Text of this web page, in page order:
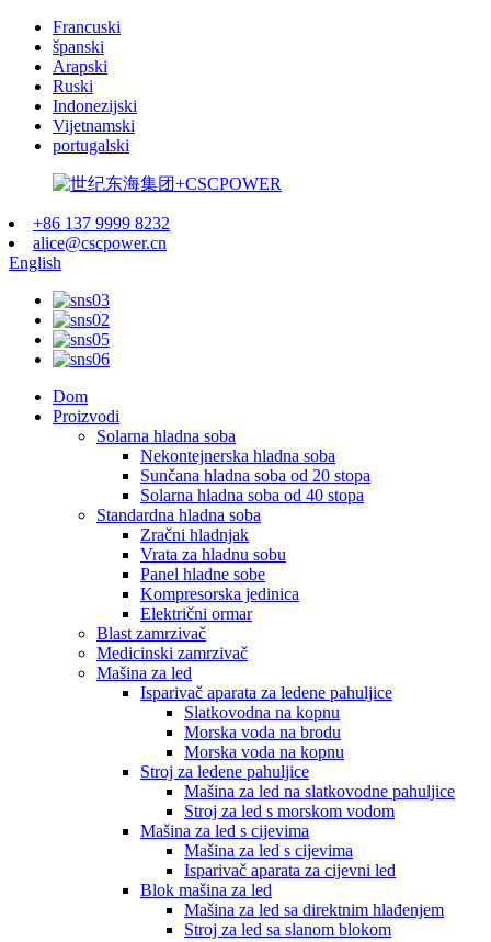
Francuski
španski
Arapski
Ruski
Indonezijski
Vijetnamski
portugalski
+86 137 9999 8232
alice@cscpower.cn
English
Dom
Proizvodi
Solarna hladna soba
Nekontejnerska hladna soba
Sunčana hladna soba od 20 stopa
Solarna hladna soba od 40 stopa
Standardna hladna soba
Zračni hladnjak
Vrata za hladnu sobu
Panel hladne sobe
Kompresorska jedinica
Električni ormar
Blast zamrzivač
Medicinski zamrzivač
Mašina za led
Isparivač aparata za ledene pahuljice
Slatkovodna na kopnu
Morska voda na brodu
Morska voda na kopnu
Stroj za ledene pahuljice
Mašina za led na slatkovodne pahuljice
Stroj za led s morskom vodom
Mašina za led s cijevima
Mašina za led s cijevima
Isparivač aparata za cijevni led
Blok mašina za led
Mašina za led sa direktnim hlađenjem
Stroj za led sa slanom blokom